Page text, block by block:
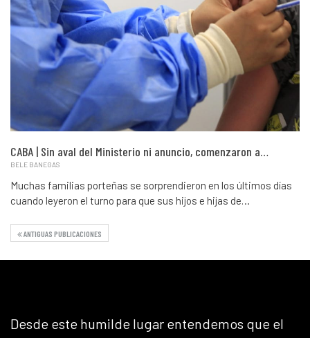
CABA | Sin aval del Ministerio ni anuncio, comenzaron a…
BELE BANEGAS
Muchas familias porteñas se sorprendieron en los últimos días
cuando leyeron el turno para que sus hijos e hijas de…
ANTIGUAS PUBLICACIONES
Desde este humilde lugar entendemos que el